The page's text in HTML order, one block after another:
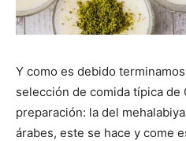
Y como es debido
selección de comida típica de
preparación: la del mehalabiya
árabes, este se hace y come